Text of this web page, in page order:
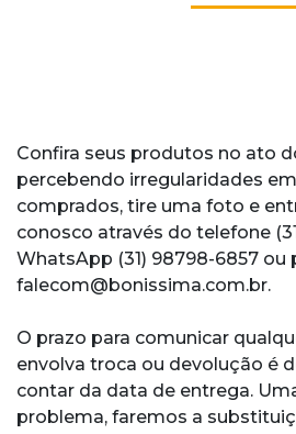
Confira seus produtos no ato
percebendo irregularidades
comprados, tire uma foto e
conosco através do telefone
WhatsApp (31) 98798-6857 ou
falecom@bonissima.com.br.
O prazo para comunicar
envolva troca ou devolução é
contar da data de entrega.
problema, faremos a